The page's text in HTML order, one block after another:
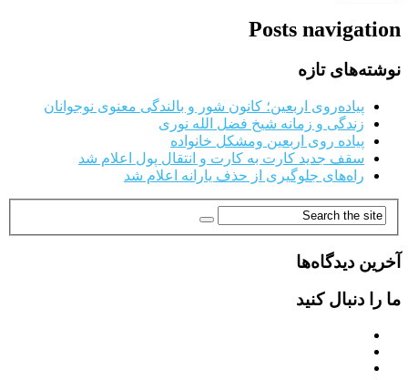
Posts navigation
نوشته‌های تازه
پیاده‌روی اربعین؛ کانون شور و بالندگی معنوی نوجوانان
زندگی و زمانه شیخ فضل الله نوری
پیاده روی اربعین ومشکل خانواده
سقف جدید کارت به کارت و انتقال پول اعلام شد
راه‌های جلوگیری از حذف یارانه اعلام شد
آخرین دیدگاه‌ها
ما را دنبال کنید